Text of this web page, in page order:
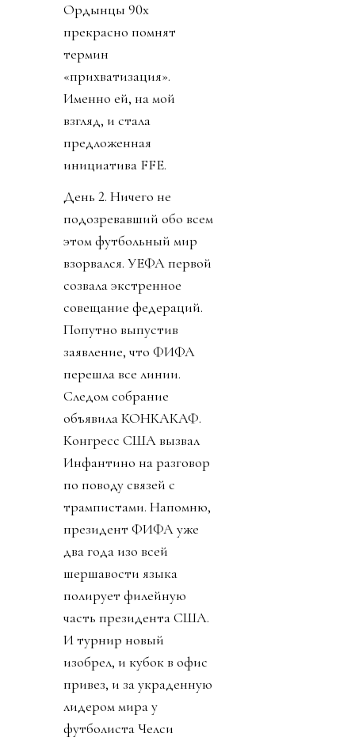
Ордынцы 90х
прекрасно помнят
термин
«прихватизация».
Именно ей, на мой
взгляд, и стала
предложенная
инициатива FFE.
День 2. Ничего не
подозревавший обо всем
этом футбольный мир
взорвался. УЕФА первой
созвала экстренное
совещание федераций.
Попутно выпустив
заявление, что ФИФА
перешла все линии.
Следом собрание
объявила КОНКАКАФ.
Конгресс США вызвал
Инфантино на разговор
по поводу связей с
трампистами. Напомню,
президент ФИФА уже
два года изо всей
шершавости языка
полирует филейную
часть президента США.
И турнир новый
изобрел, и кубок в офис
привез, и за украденную
лидером мира у
футболиста Челси